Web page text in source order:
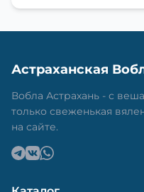
Астраханская
Вобла Астрахань - с
только свеженькая
на сайте.